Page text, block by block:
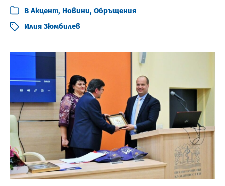
В Акцент, Новини, Обръщения
Илия Зюмбилев